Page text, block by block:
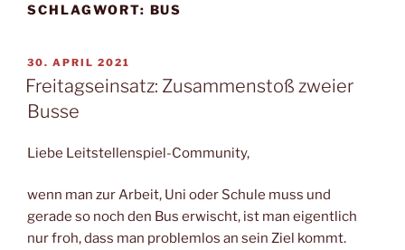
SCHLAGWORT: BUS
VERÖFFENTLICHT
AM
30. APRIL 2021
Freitagseinsatz: Zusammenstoß zweier
Busse
Liebe Leitstellenspiel-Community,
wenn man zur Arbeit, Uni oder Schule muss und
gerade so noch den Bus erwischt, ist man eigentlich
nur froh, dass man problemlos an sein Ziel kommt.